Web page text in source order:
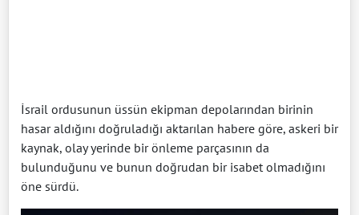
İsrail ordusunun üssün ekipman depolarından birinin
hasar aldığını doğruladığı aktarılan habere göre, askeri bir
kaynak, olay yerinde bir önleme parçasının da
bulunduğunu ve bunun doğrudan bir isabet olmadığını
öne sürdü.